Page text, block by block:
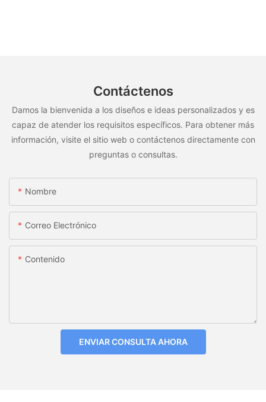
Contáctenos
Damos la bienvenida a los diseños e ideas personalizados y es
capaz de atender los requisitos específicos. Para obtener más
información, visite el sitio web o contáctenos directamente con
preguntas o consultas.
Nombre
Correo Electrónico
Contenido
ENVIAR CONSULTA AHORA